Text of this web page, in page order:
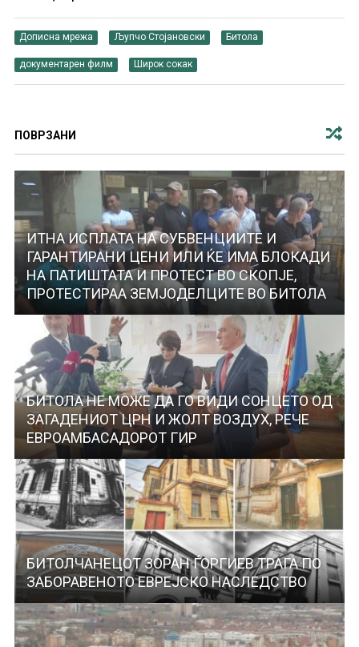
Дописна мрежа Љупчо Стојановски Битола
документарен филм Широк сокак
ПОВРЗАНИ
ИТНА ИСПЛАТА НА СУБВЕНЦИИТЕ И
ГАРАНТИРАНИ ЦЕНИ ИЛИ ЌЕ ИМА БЛОКАДИ
НА ПАТИШТАТА И ПРОТЕСТ ВО СКОПЈЕ,
ПРОТЕСТИРАА ЗЕМЈОДЕЛЦИТЕ ВО БИТОЛА
БИТОЛА НЕ МОЖЕ ДА ГО ВИДИ СОНЦЕТО ОД
ЗАГАДЕНИОТ ЦРН И ЖОЛТ ВОЗДУХ, РЕЧЕ
ЕВРОАМБАСАДОРОТ ГИР
БИТОЛЧАНЕЦОТ ЗОРАН ЃОРГИЕВ ТРАГА ПО
ЗАБОРАВЕНОТО ЕВРЕЈСКО НАСЛЕДСТВО